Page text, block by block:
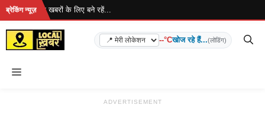
Skip
content
ब्रेकिंग न्यूज़
रहा है... ताज़ा खबरों के लिए बने रहें...
--°Cखोज रहे हैं...(लोडिंग)
Menu
ADVERTISEMENT